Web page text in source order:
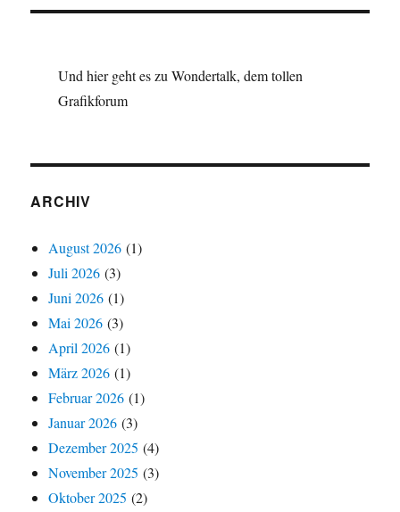
Und hier geht es zu Wondertalk, dem tollen
Grafikforum
ARCHIV
August 2026 (1)
Juli 2026 (3)
Juni 2026 (1)
Mai 2026 (3)
April 2026 (1)
März 2026 (1)
Februar 2026 (1)
Januar 2026 (3)
Dezember 2025 (4)
November 2025 (3)
Oktober 2025 (2)